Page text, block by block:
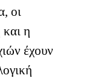
οι
η
έχουν